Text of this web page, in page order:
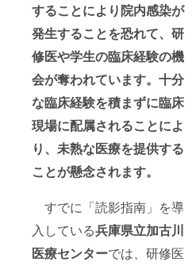
することにより院内感染が
発生することを恐れて、 研
修医や学生の臨床経験の機
会が奪われています。十分
な臨床経験を積まずに臨床
現場に配属されることによ
り、未熟な医療を提供する
ことが懸念されます。
すでに「読影指南」を導
入している兵庫県立加古川
医療センターでは、研修医